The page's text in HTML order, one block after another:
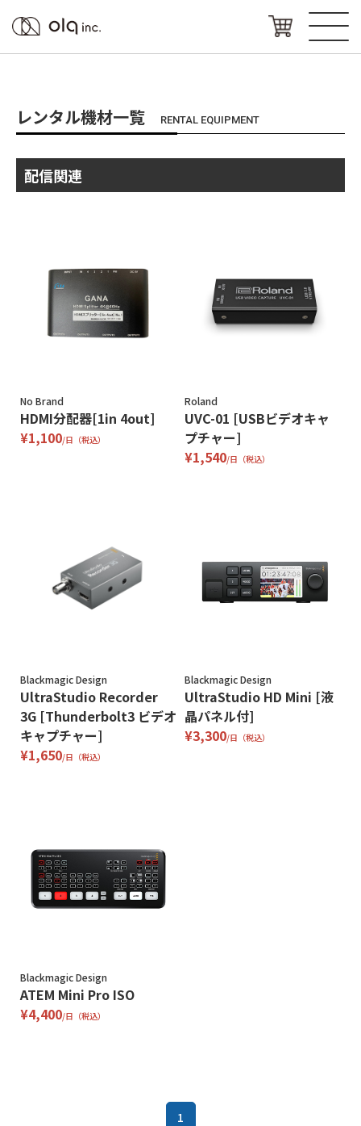
レンタル機材一覧 RENTAL EQUIPMENT
配信関連
No Brand
HDMI分配器[1in 4out]
¥1,100/日（税込）
Roland
UVC-01 [USBビデオキャ
プチャー]
¥1,540/日（税込）
Blackmagic Design
UltraStudio Recorder
3G [Thunderbolt3 ビデオ
キャプチャー]
¥1,650/日（税込）
Blackmagic Design
UltraStudio HD Mini [液
晶パネル付]
¥3,300/日（税込）
Blackmagic Design
ATEM Mini Pro ISO
¥4,400/日（税込）
1